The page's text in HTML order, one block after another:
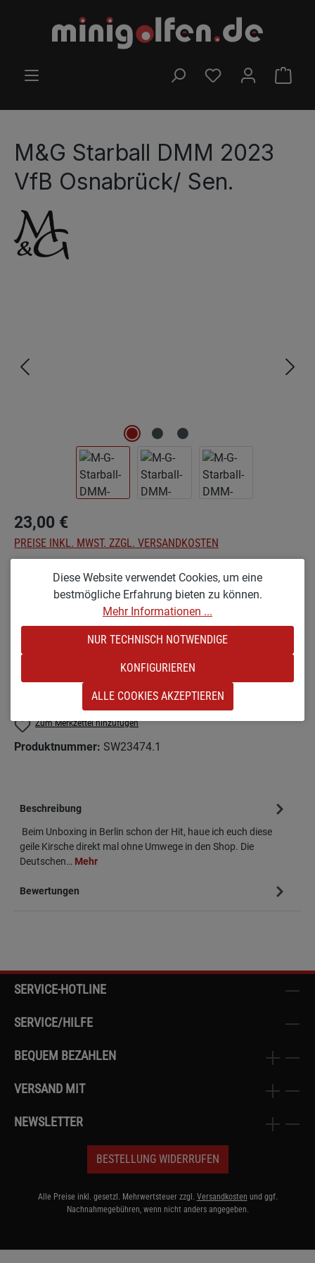
Zum Hauptinhalt springen
DU HAST 0
M&G Starball DMM 2023
VfB Osnabrück/ Sen.
23,00 €
PREISE INKL. MWST. ZZGL. VERSANDKOSTEN
Optionenauswählen
GL [GROSS & LACKIERT]
GR [GROSS & ROH]
(DIESE OPTION IST ZURZEIT
Produkt Anzahl: Gib den gewünschten
IN DEN WARENKORB
Zum Merkzettel hinzufügen
Produktnummer: SW23474.1
Beschreibung
Beim Unboxing in Berlin schon der Hit, haue ich euch diese
geile Kirsche direkt mal ohne Umwege in den Shop. Die
Deutschen… Mehr
Bewertungen
SERVICE-HOTLINE
SERVICE/HILFE
BEQUEM BEZAHLEN
VERSAND MIT
NEWSLETTER
BESTELLUNG WIDERRUFEN
Alle Preise inkl. gesetzl. Mehrwertsteuer zzgl. Versandkosten und ggf.
Nachnahmegebühren, wenn nicht anders angegeben.
Diese Website verwendet Cookies, um eine
bestmögliche Erfahrung bieten zu können.
Mehr Informationen ...
NUR TECHNISCH NOTWENDIGE
KONFIGURIEREN
ALLE COOKIES AKZEPTIEREN